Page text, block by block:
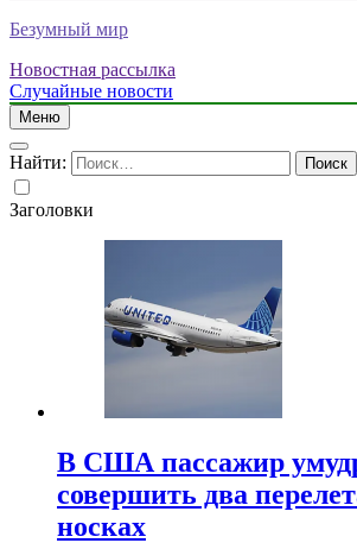
Безумный мир
Новостная рассылка
Случайные новости
Меню
Найти:
Заголовки
В США пассажир
совершить два
носках